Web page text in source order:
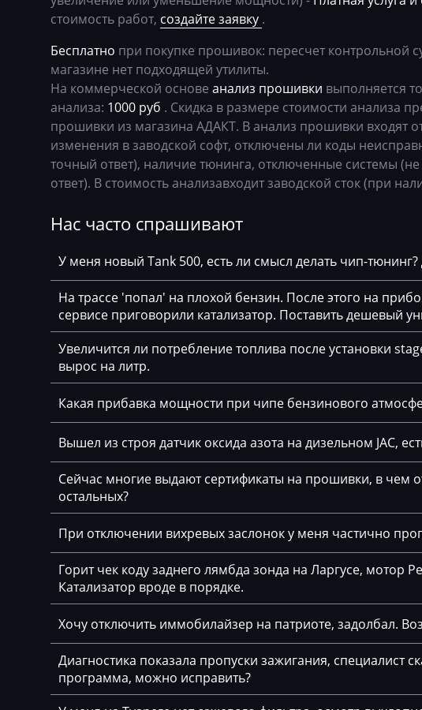
Bauer
BAW
Belgee
Bell
Bentley
BMW
BobCat
Brilliance
Buhler
BYD
Cadillac
Camc
Caterpillar
CFMoto
Changan
Changhe
Chevrolet
Chrysler
Bosch EDC17CP24
Bosch EDC17CP54
Bosch EDC17CP74
Bosch EDC17U01
Bosch EDC17U05
Bosch M3.8.x (M5.9.2)
Bosch ME(D)7.1.x
Bosch ME(D)7.5.x
17.5.21
Bosch MED17.1.27
Bosch MED17.1.61(62)
Bosch MED17.5.2
Bosch MED17.5.25
Bosch MED17.5.26
Bosch MED9.1.x
BOSCH MG1CA811
Bosch MG1CS001
стоимость работ, создайте заявку .
Бесплатно при покупке прошивок: пересчет контрольной
магазине нет подходящей утилиты.
На коммерческой основе анализ прошивки выполняется
анализа: 1000 руб . Скидка в размере стоимости анализа
прошивки из магазина АДАКТ. В анализ прошивки входят
изменения в заводской софт, отключены ли коды
точный ответ), наличие тюнинга, отключенные системы
ответ). В стоимость анализавходит заводской сток (при
Нас часто спрашивают
У меня новый Tank 500, есть ли смысл делать чип-
На трассе 'попал' на плохой бензин. После этого на
сервисе приговорили катализатор. Поставить дешевый
Увеличится ли потребление топлива после установки
вырос на литр.
Какая прибавка мощности при чипе бензинового
Вышел из строя датчик оксида азота на дизельном JAC,
Сейчас многие выдают сертификаты на прошивки, в чем
остальных?
При отключении вихревых заслонок у меня частично
Горит чек коду заднего лямбда зонда на Ларгусе, мотор
Катализатор вроде в порядке.
Хочу отключить иммобилайзер на патриоте, задолбал.
Диагностика показала пропуски зажигания, специалист
программа, можно исправить?